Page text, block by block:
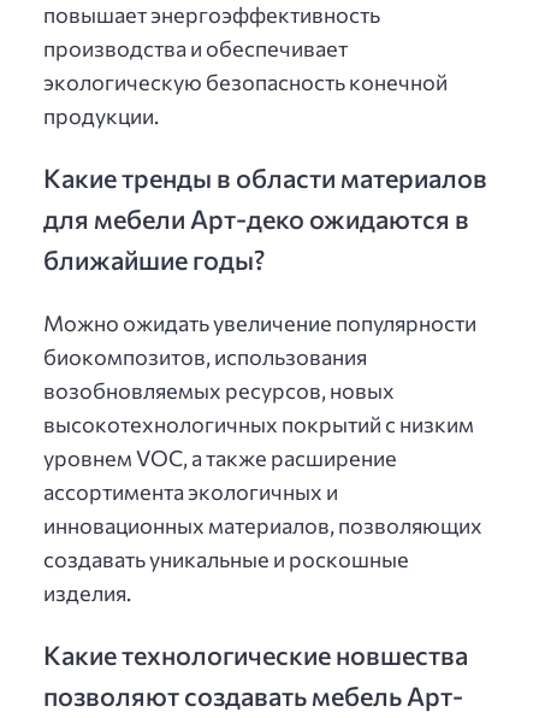
повышает энергоэффективность
производства и обеспечивает
экологическую безопасность конечной
продукции.
Какие тренды в области материалов
для мебели Арт-деко ожидаются в
ближайшие годы?
Можно ожидать увеличение популярности
биокомпозитов, использования
возобновляемых ресурсов, новых
высокотехнологичных покрытий с низким
уровнем VOC, а также расширение
ассортимента экологичных и
инновационных материалов, позволяющих
создавать уникальные и роскошные
изделия.
Какие технологические новшества
позволяют создавать мебель Арт-